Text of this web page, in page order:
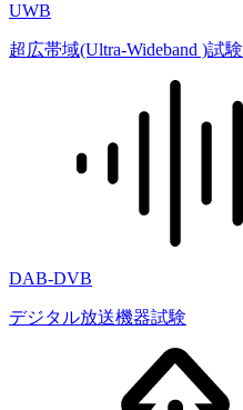
UWB
超広帯域(Ultra-Wideband )試験
DAB-DVB
デジタル放送機器試験